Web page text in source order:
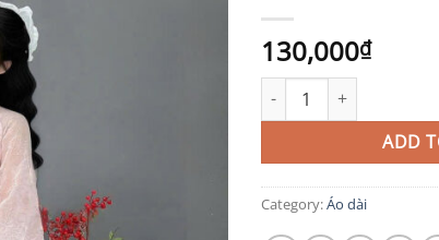
130,000₫
AD68 quantity
ADD
Category:Áo dài